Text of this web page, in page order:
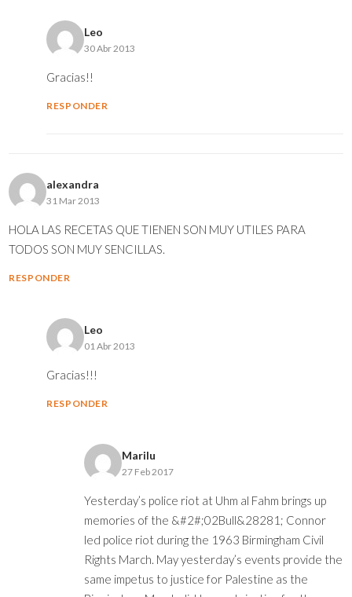
Leo
30 Abr 2013
Gracias!!
RESPONDER
alexandra
31 Mar 2013
HOLA LAS RECETAS QUE TIENEN SON MUY UTILES PARA
TODOS SON MUY SENCILLAS.
RESPONDER
Leo
01 Abr 2013
Gracias!!!
RESPONDER
Marilu
27 Feb 2017
Yesterday’s police riot at Uhm al Fahm brings up
memories of the &#2#;02Bull&28281; Connor
led police riot during the 1963 Birmingham Civil
Rights March. May yesterday’s events provide the
same impetus to justice for Palestine as the